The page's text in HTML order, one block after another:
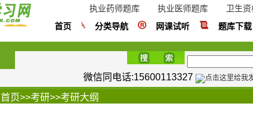
执业药师题库 执业医师题库 卫生
首页 分类导航 网课试听 题库下载
微信同电话:15600113327
首页>>考研>>考研大纲